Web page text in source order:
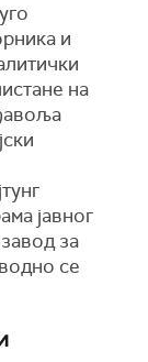
и
на
јавног
за
се